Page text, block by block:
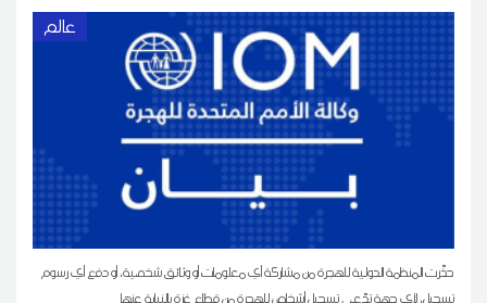
عالم
حذّرت المنظمة الدولية للهجرة من مشاركة أي معلومات أو وثائق شخصية، أو دفع أي رسوم
تسجيل، لأي جهة تدّعي تسجيل أشخاص للهجرة من قطاع غزة بالنيابة عنها